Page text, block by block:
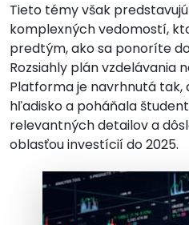
Tieto témy však
komplexných vedomostí,
predtým, ako sa ponoríte
Rozsiahly plán vzdelávania
Platforma je navrhnutá
hľadisko a poháňala
relevantných detailov a
oblasťou investícií do 2025.